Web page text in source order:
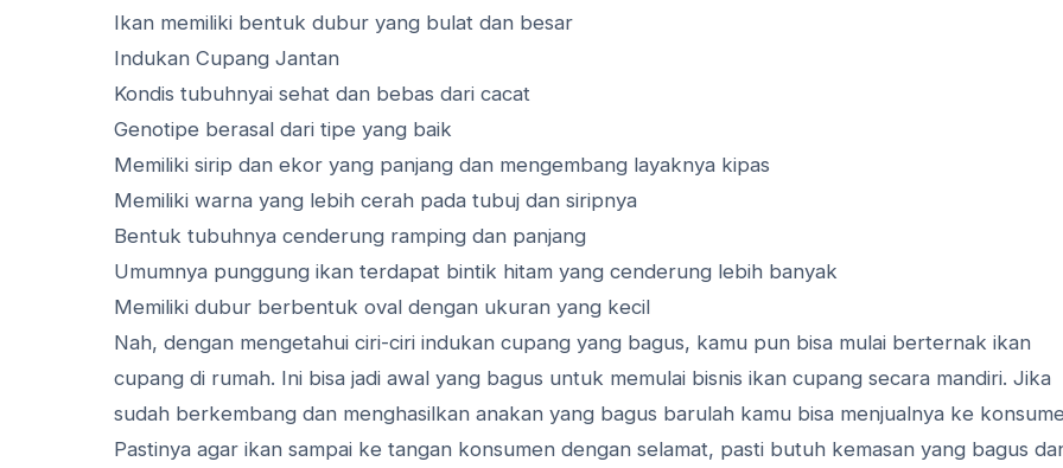
Ikan memiliki bentuk dubur yang bulat dan besar
Indukan Cupang Jantan
Kondis tubuhnyai sehat dan bebas dari cacat
Genotipe berasal dari tipe yang baik
Memiliki sirip dan ekor yang panjang dan mengembang layaknya kipas
Memiliki warna yang lebih cerah pada tubuj dan siripnya
Bentuk tubuhnya cenderung ramping dan panjang
Umumnya punggung ikan terdapat bintik hitam yang cenderung lebih banyak
Memiliki dubur berbentuk oval dengan ukuran yang kecil
Nah, dengan mengetahui ciri-ciri indukan cupang yang bagus, kamu pun bisa mulai berternak ikan
cupang di rumah. Ini bisa jadi awal yang bagus untuk memulai bisnis ikan cupang secara mandiri. Jika
sudah berkembang dan menghasilkan anakan yang bagus barulah kamu bisa menjualnya ke
Pastinya agar ikan sampai ke tangan konsumen dengan selamat, pasti butuh kemasan yang bagus